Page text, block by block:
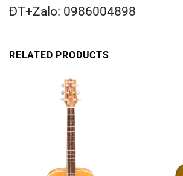
ĐT+Zalo: 0986004898
RELATED PRODUCTS